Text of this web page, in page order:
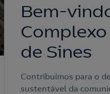
Bem-
de Sines
Contribuímos para o
sustentável da